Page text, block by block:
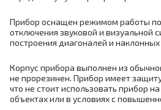
Прибор оснащен режимом работы
отключения звуковой и визуальной
построения диагоналей и
Корпус прибора выполнен из
не прорезинен. Прибор имеет
что не стоит использовать прибор
объектах или в условиях с